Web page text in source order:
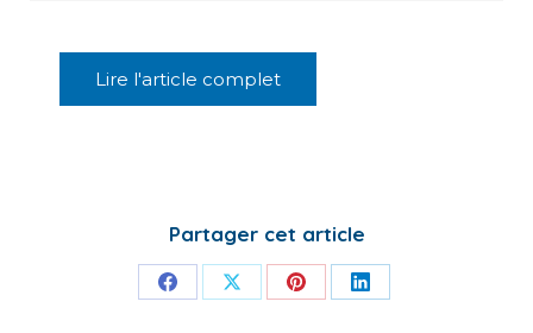
Lire l'article complet
Partager cet article
Share Share Share Share